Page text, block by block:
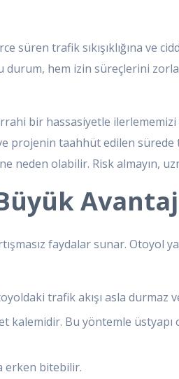
trafik sıkışıklığına ve
hem izin süreçlerini
bir hassasiyetle ilerlememizi
projenin taahhüt edilen
neden olabilir. Risk almayın,
Avantaj
faydalar sunar. Otoyol
trafik akışı asla durmaz
kalemidir. Bu yöntemle üstyapı
erken bitebilir.